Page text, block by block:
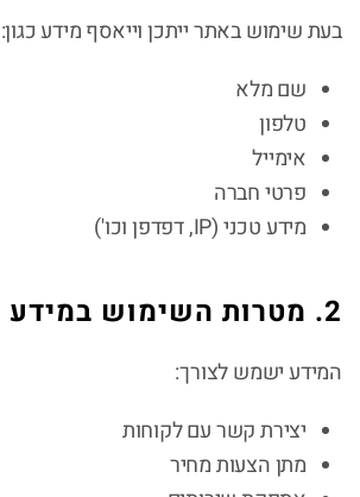
בעת שימוש באתר ייתכן וייאסף מידע כגון:
שם מלא
טלפון
אימייל
פרטי חברה
מידע טכני (IP, דפדפן וכו')
2. מטרות השימוש במידע
המידע ישמש לצורך:
יצירת קשר עם לקוחות
מתן הצעות מחיר